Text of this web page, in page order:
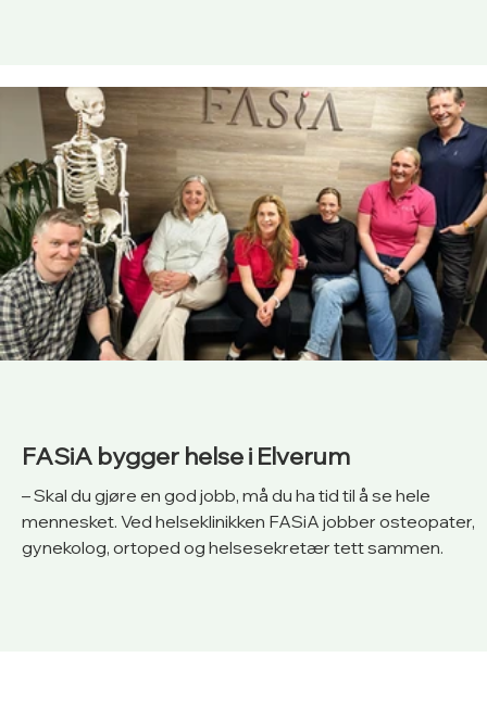
FASiA bygger helse i Elverum
– Skal du gjøre en god jobb, må du ha tid til å se hele
mennesket. Ved helseklinikken FASiA jobber osteopater,
gynekolog, ortoped og helsesekretær tett sammen.